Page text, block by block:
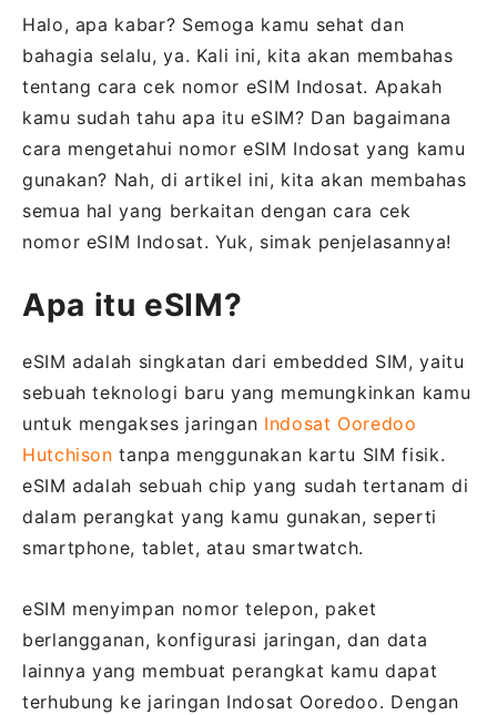
Halo, apa kabar? Semoga kamu sehat dan
bahagia selalu, ya. Kali ini, kita akan membahas
tentang cara cek nomor eSIM Indosat. Apakah
kamu sudah tahu apa itu eSIM? Dan bagaimana
cara mengetahui nomor eSIM Indosat yang kamu
gunakan? Nah, di artikel ini, kita akan membahas
semua hal yang berkaitan dengan cara cek
nomor eSIM Indosat. Yuk, simak penjelasannya!
Apa itu eSIM?
eSIM adalah singkatan dari embedded SIM, yaitu
sebuah teknologi baru yang memungkinkan kamu
untuk mengakses jaringan Indosat Ooredoo
Hutchison tanpa menggunakan kartu SIM fisik.
eSIM adalah sebuah chip yang sudah tertanam di
dalam perangkat yang kamu gunakan, seperti
smartphone, tablet, atau smartwatch.
eSIM menyimpan nomor telepon, paket
berlangganan, konfigurasi jaringan, dan data
lainnya yang membuat perangkat kamu dapat
terhubung ke jaringan Indosat Ooredoo. Dengan